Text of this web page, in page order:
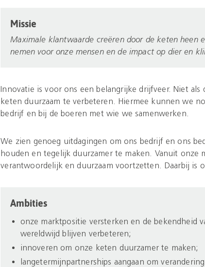
Missie
Maximale klantwaarde creëren door de keten heen
nemen voor onze mensen en de impact op dier en
Innovatie is voor ons een belangrijke drijfveer. Niet als
keten duurzaam te verbeteren. Hiermee kunnen we
bedrijf en bij de boeren met wie we samenwerken.
We zien genoeg uitdagingen om ons bedrijf en ons
houden en tegelijk duurzamer te maken. Vanuit onze
verantwoordelijk en duurzaam voortzetten. Daarbij is
Ambities
onze marktpositie versterken en de bekendheid
wereldwijd blijven verbeteren;
innoveren om onze keten duurzamer te maken;
langetermijnpartnerships aangaan om